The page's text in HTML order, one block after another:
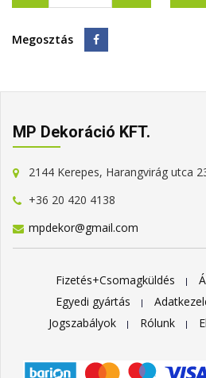
Megosztás
MP Dekoráció KFT.
2144 Kerepes, Harangvirág utca
+36 20 420 4138
mpdekor@gmail.com
Fizetés+Csomagküldés
Egyedi gyártás
Jogszabályok
Rólunk